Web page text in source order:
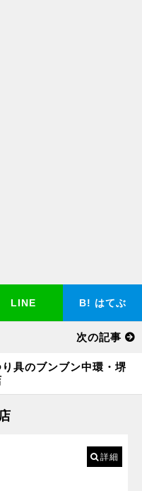
LINE B! はてぶ
次の記事
り具のブンブン中環・堺
詳細